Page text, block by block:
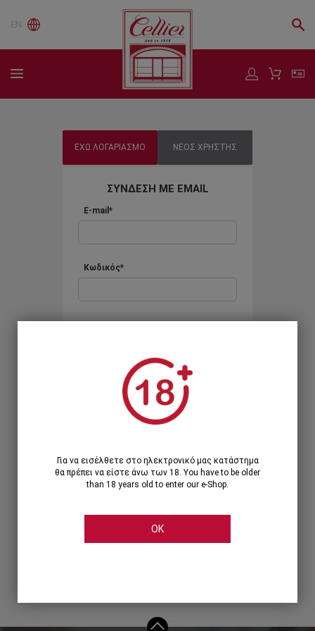
EN
ΕΧΩ ΛΟΓΑΡΙΑΣΜΟ ΝΕΟΣ ΧΡΗΣΤΗΣ
ΣΥΝΔΕΣΗ ΜΕ EMAIL
E-mail*
Κωδικός*
Ξεχάσατε τον κωδικό;
Ή
ΣΥΝΔΕΣΗ ΜΕ ...
Για να εισέλθετε στο ηλεκτρονικό μας κατάστημα
θα πρέπει να είστε άνω των 18. You have to be older
than 18 years old to enter our e-Shop.
OK